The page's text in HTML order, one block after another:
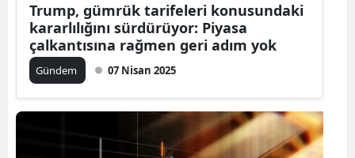
Trump, gümrük tarifeleri konusundaki
kararlılığını sürdürüyor: Piyasa
çalkantısına rağmen geri adım yok
Gündem 07 Nisan 2025